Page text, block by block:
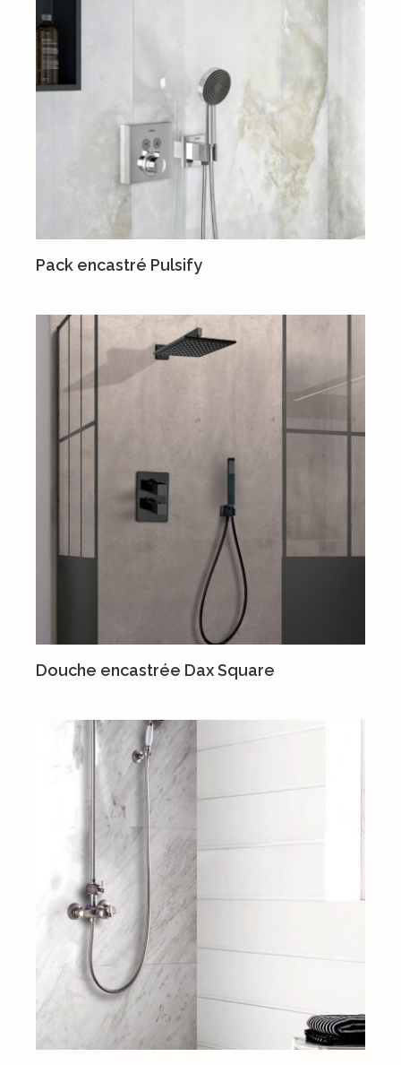
Pack encastré Pulsify
Douche encastrée Dax Square